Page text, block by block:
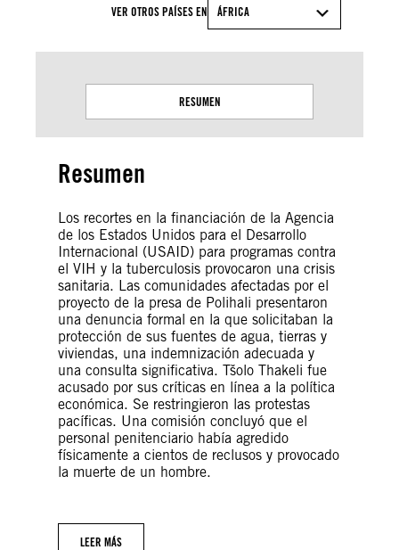
VER OTROS PAÍSES EN ÁFRICA
RESUMEN
Resumen
Los recortes en la financiación de la Agencia
de los Estados Unidos para el Desarrollo
Internacional (USAID) para programas contra
el VIH y la tuberculosis provocaron una crisis
sanitaria. Las comunidades afectadas por el
proyecto de la presa de Polihali presentaron
una denuncia formal en la que solicitaban la
protección de sus fuentes de agua, tierras y
viviendas, una indemnización adecuada y
una consulta significativa. Tšolo Thakeli fue
acusado por sus críticas en línea a la política
económica. Se restringieron las protestas
pacíficas. Una comisión concluyó que el
personal penitenciario había agredido
físicamente a cientos de reclusos y provocado
la muerte de un hombre.
LEER MÁS